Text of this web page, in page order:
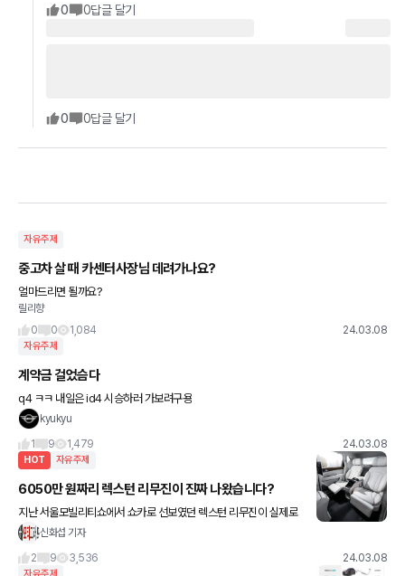
0 0답글 달기
0 0답글 달기
자유주제
중고차 살 때 카센터사장님 데려가나요?
얼마드리면 될까요?
릴리향
0
0 1,084 24.03.08
자유주제
계약금 걸었슴다
q4 ㅋㅋ 내일은 id4 시승하러 가보려구용
kyukyu
1
9 1,479 24.03.08
HOT 자유주제
6050만 원짜리 렉스턴 리무진이 진짜 나왔습니다?
지난 서울모빌리티쇼에서 쇼카로 선보였던 렉스턴 리무진이 실제로
출시됐습니다 의자도 고급스럽고, 디스플레이도 좋고 한데... 가격이
신화섭 기자
2
9 3,536 24.03.08